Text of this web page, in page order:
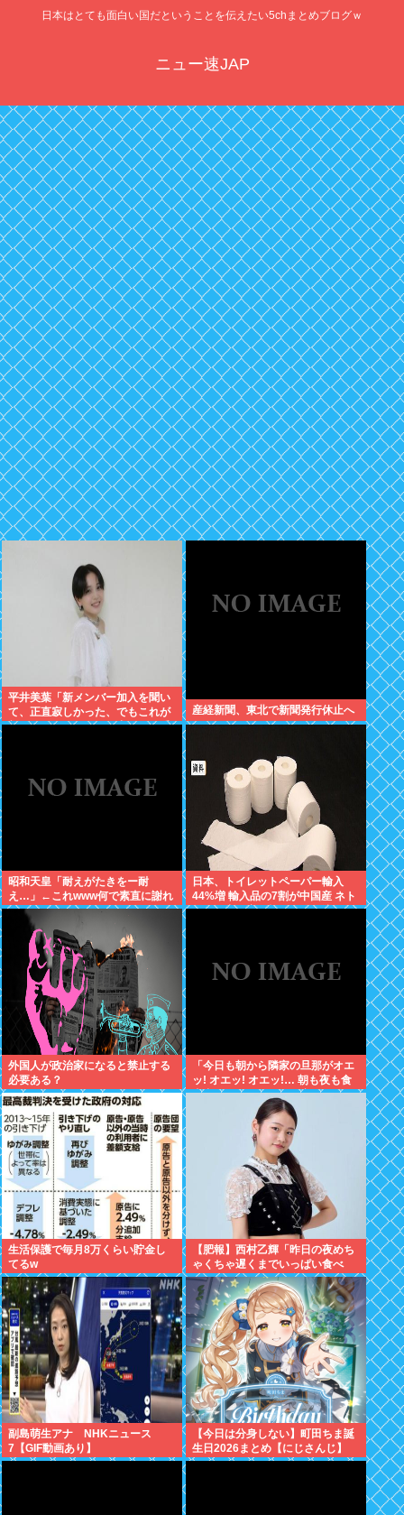
日本はとても面白い国だということを伝えたい5chまとめブログｗ
ニュー速JAP
平井美葉「新メンバー加入を聞い
て、正直寂しかった、でもこれが
新しいビヨなんだと、寂しさを受
産経新聞、東北で新聞発行休止へ
昭和天皇「耐えがたきをー耐
え…」←これwww何で素直に謝れ
ねーの？？！？
日本、トイレットペーパー輸入
44%増 輸入品の7割が中国産 ネト
ウヨ、中国産を拒否し咽び泣きな
外国人が政治家になると禁止する
必要ある？
「今日も朝から隣家の旦那がオエ
ッ! オエッ! オエッ!… 朝も夜も食
事中もかなりえづきの音がして不
愉快な1日が始まります…」
生活保護で毎月8万くらい貯金し
てるw
【肥報】西村乙輝「昨日の夜めち
ゃくちゃ遅くまでいっぱい食べ
た。今日もいっぱい食べてやる」
副島萌生アナ NHKニュース
7【GIF動画あり】
【今日は分身しない】町田ちま誕
生日2026まとめ【にじさんじ】